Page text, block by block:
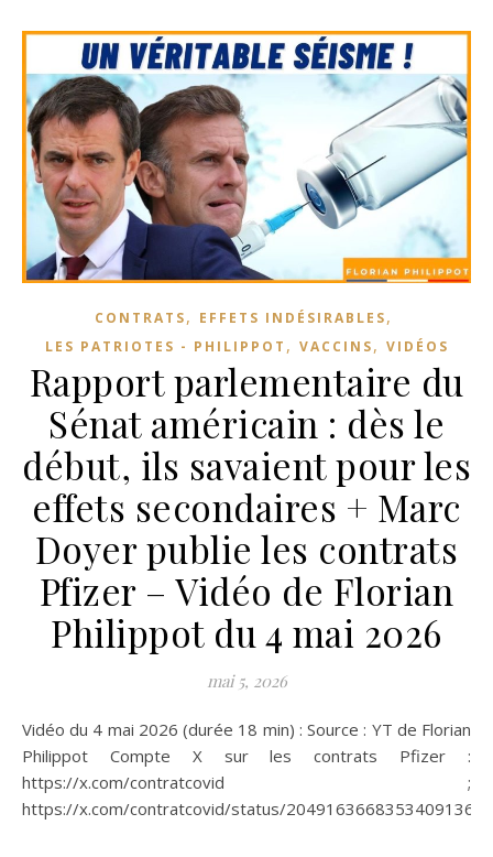
CONTRATS, EFFETS INDÉSIRABLES,
LES PATRIOTES - PHILIPPOT , VACCINS, VIDÉOS
Rapport parlementaire du
Sénat américain : dès le
début, ils savaient pour les
effets secondaires + Marc
Doyer publie les contrats
Pfizer – Vidéo de Florian
Philippot du 4 mai 2026
mai 5, 2026
Vidéo du 4 mai 2026 (durée 18 min) : Source : YT de Florian
Philippot Compte X sur les contrats Pfizer :
https://x.com/contratcovid ;
https://x.com/contratcovid/status/2049163668353409136